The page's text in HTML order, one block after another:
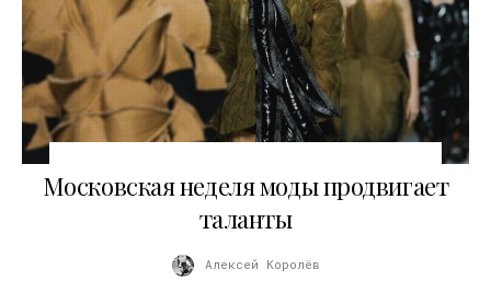
Московская неделя моды продвигает
таланты
Алексей Королёв